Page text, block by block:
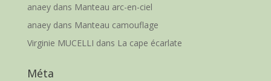
anaeydans Manteau arc-en-ciel
anaeydans Manteau camouflage
Virginie MUCELLI dans La cape écarlate
Méta